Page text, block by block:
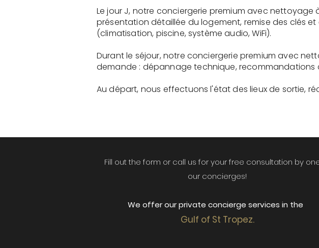
Le jour J, notre conciergerie premium avec
présentation détaillée du logement, remise des clés
(climatisation, piscine, système audio, WiFi).
Durant le séjour, notre conciergerie premium avec
demande : dépannage technique, recommandations
Au départ, nous effectuons l'état des lieux de sortie,
Fill out the form or call us for your free consultation by
our concierges!
We offer our private concierge services in the
Gulf of St Tropez.